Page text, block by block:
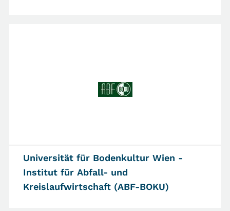
Universität für Bodenkultur Wien -
Institut für Abfall- und
Kreislaufwirtschaft (ABF-BOKU)